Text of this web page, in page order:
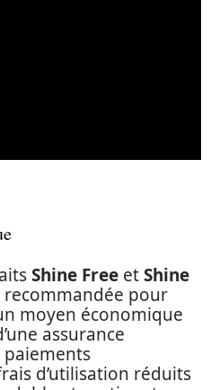
Shine Free etShine
recommandée pour
moyen économique
assurance
d’utilisation réduits